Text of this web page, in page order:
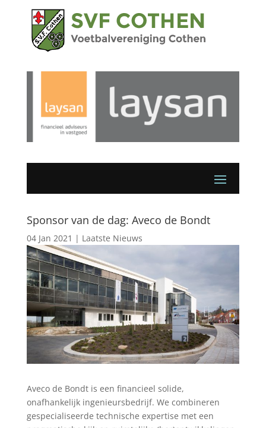
Sponsor van de dag: Aveco de Bondt
04 Jan 2021 | Laatste Nieuws
Aveco de Bondt is een financieel solide,
onafhankelijk ingenieursbedrijf. We combineren
gespecialiseerde technische expertise met een